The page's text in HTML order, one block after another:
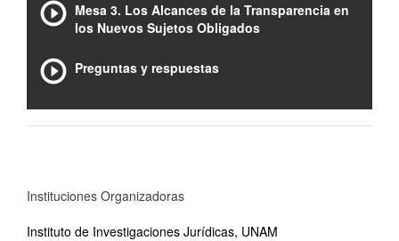
Mesa 3. Los Alcances de la Transparencia en
los Nuevos Sujetos Obligados
Preguntas y respuestas
Instituciones Organizadoras
Instituto de Investigaciones Jurídicas, UNAM